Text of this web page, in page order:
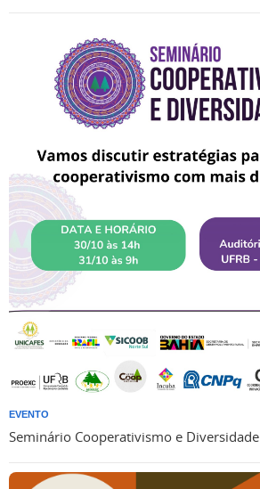
EVENTO
Seminário Cooperativismo e Diversidade